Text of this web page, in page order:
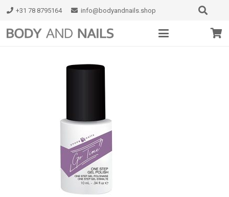
+31 78 8795164 info@bodyandnails.shop